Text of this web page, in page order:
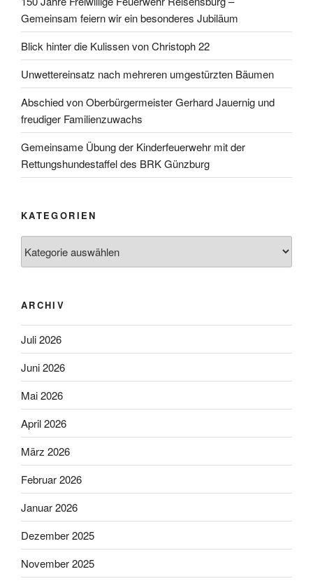
Gemeinsam feiern wir ein besonderes Jubiläum
Blick hinter die Kulissen von Christoph 22
Unwettereinsatz nach mehreren umgestürzten Bäumen
Abschied von Oberbürgermeister Gerhard Jauernig und
freudiger Familienzuwachs
Gemeinsame Übung der Kinderfeuerwehr mit der
Rettungshundestaffel des BRK Günzburg
KATEGORIEN
ARCHIV
Juli 2026
Juni 2026
Mai 2026
April 2026
März 2026
Februar 2026
Januar 2026
Dezember 2025
November 2025